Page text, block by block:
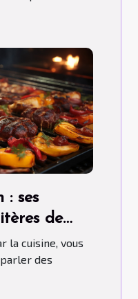
: ses
de
usage
la cuisine, vous
des